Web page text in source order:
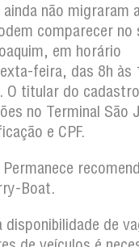
ainda não migraram
comparecer no
em horário
feira, das 8h às
O titular do
no Terminal São
e CPF.
Permanece
Boat.
disponibilidade de